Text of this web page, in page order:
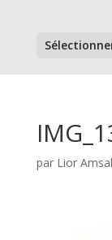
par Lior